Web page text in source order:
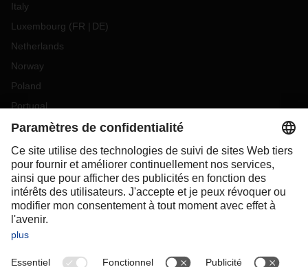
Italy
Luxembourg (FR DE)
Netherlands
Norway
Poland
Portugal
Romania
Slovakia
Spain
Sweden
Switzerland(DE FR)
Turkey
OCEANIA